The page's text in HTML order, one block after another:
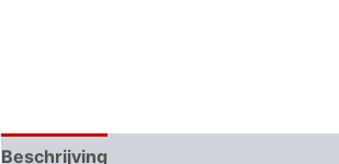
Beschrijving